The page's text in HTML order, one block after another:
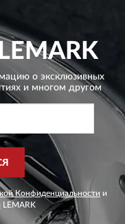
о эксклюзивных
и многом другом
Конфиденциальности и
LEMARK